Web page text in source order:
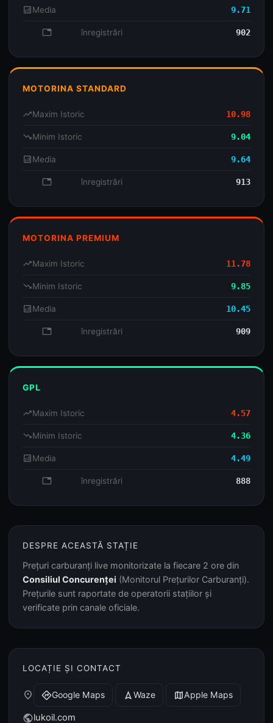
analyticsMedia 9.71
database înregistrări 902
MOTORINA STANDARD
trending_upMaxim Istoric 10.98
trending_downMinim Istoric 9.04
analyticsMedia 9.64
database înregistrări 913
MOTORINA PREMIUM
trending_upMaxim Istoric 11.78
trending_downMinim Istoric 9.85
analyticsMedia 10.45
database înregistrări 909
GPL
trending_upMaxim Istoric 4.57
trending_downMinim Istoric 4.36
analyticsMedia 4.49
database înregistrări 888
DESPRE ACEASTĂ STAȚIE
Prețuri carburanți live monitorizate la fiecare 2 ore din
Consiliul Concurenței (Monitorul Prețurilor Carburanți).
Prețurile sunt raportate de operatorii stațiilor și
verificate prin canale oficiale.
LOCAȚIE ȘI CONTACT
place directionsGoogle Maps navigation Waze mapApple Maps
publiclukoil.com